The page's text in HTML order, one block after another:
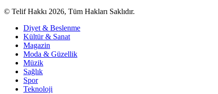
© Telif Hakkı 2026, Tüm Hakları Saklıdır.
Diyet & Beslenme
Kültür & Sanat
Magazin
Moda & Güzellik
Müzik
Sağlık
Spor
Teknoloji